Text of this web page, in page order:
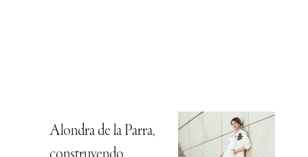
Alondra de la Parra,